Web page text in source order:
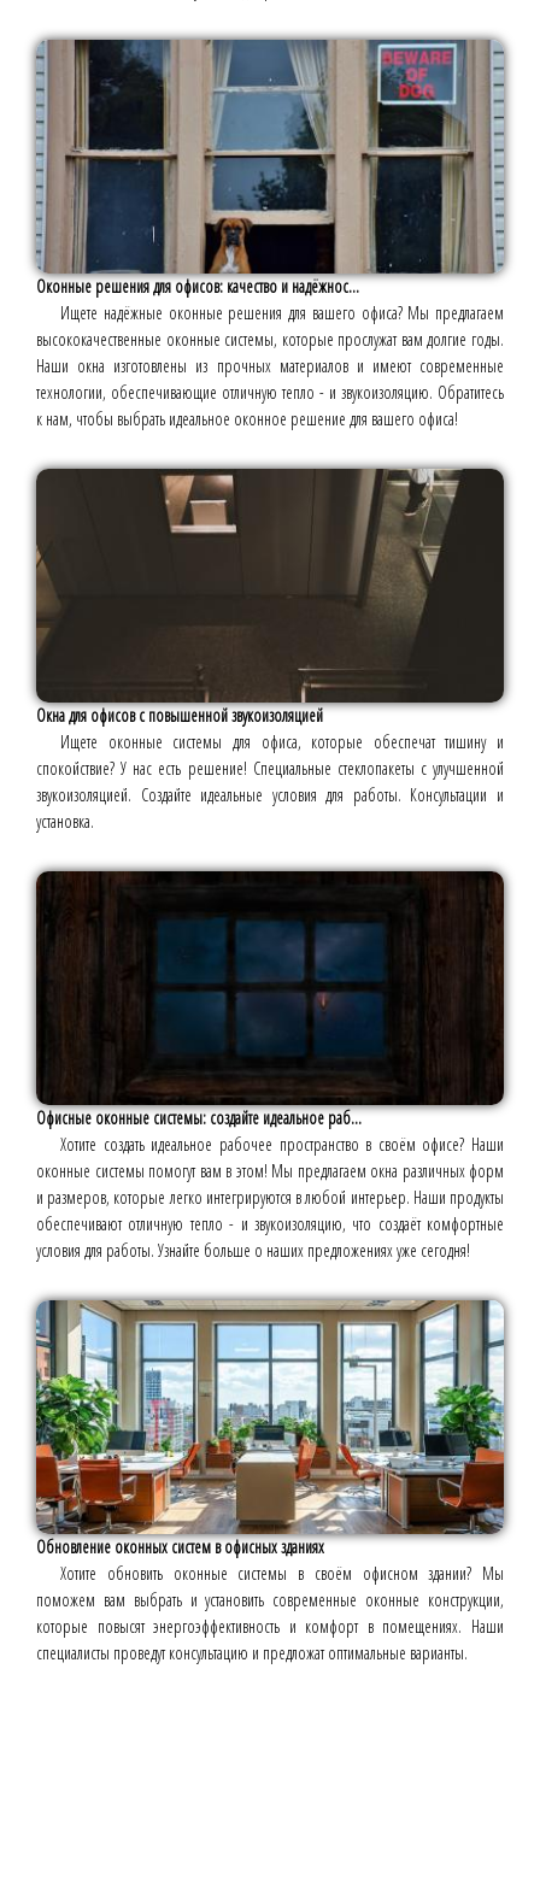
Оконные решения для офисов: качество и надёжнос...
Ищете надёжные оконные решения для вашего офиса? Мы предлагаем
высококачественные оконные системы, которые прослужат вам долгие годы.
Наши окна изготовлены из прочных материалов и имеют современные
технологии, обеспечивающие отличную тепло - и звукоизоляцию. Обратитесь
к нам, чтобы выбрать идеальное оконное решение для вашего офиса!
Окна для офисов с повышенной звукоизоляцией
Ищете оконные системы для офиса, которые обеспечат тишину и
спокойствие? У нас есть решение! Специальные стеклопакеты с улучшенной
звукоизоляцией. Создайте идеальные условия для работы. Консультации и
установка.
Офисные оконные системы: создайте идеальное раб...
Хотите создать идеальное рабочее пространство в своём офисе? Наши
оконные системы помогут вам в этом! Мы предлагаем окна различных форм
и размеров, которые легко интегрируются в любой интерьер. Наши продукты
обеспечивают отличную тепло - и звукоизоляцию, что создаёт комфортные
условия для работы. Узнайте больше о наших предложениях уже сегодня!
Обновление оконных систем в офисных зданиях
Хотите обновить оконные системы в своём офисном здании? Мы
поможем вам выбрать и установить современные оконные конструкции,
которые повысят энергоэффективность и комфорт в помещениях. Наши
специалисты проведут консультацию и предложат оптимальные варианты.